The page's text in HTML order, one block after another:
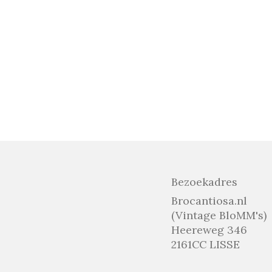
Bezoekadres
Brocantiosa.nl
(Vintage BloMM's)
Heereweg 346
2161CC LISSE